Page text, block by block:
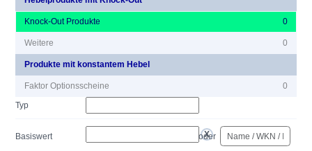
Knock-Out Produkte 0
Weitere 0
Produkte mit konstantem Hebel
Faktor Optionsscheine
0
Typ
Basiswert oder